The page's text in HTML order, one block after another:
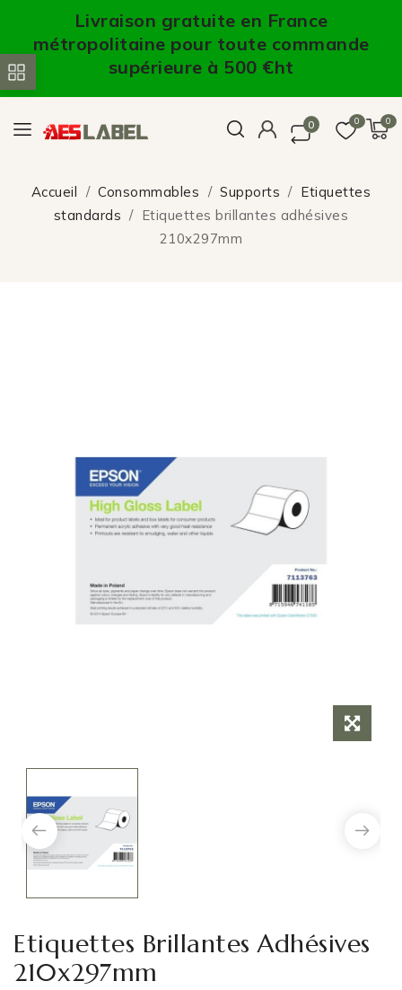
Livraison gratuite en France
métropolitaine pour toute commande
supérieure à 500 €ht
0
0
0
Accueil Consommables Supports
Etiquettes
standards
Etiquettes brillantes adhésives
210x297mm
Etiquettes Brillantes Adhésives
210x297mm